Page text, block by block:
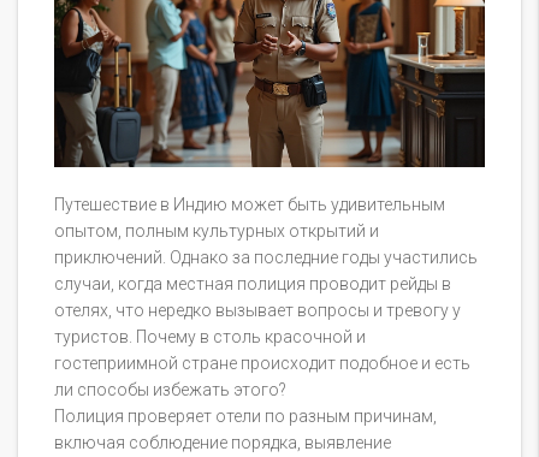
Путешествие в Индию может быть удивительным
опытом, полным культурных открытий и
приключений. Однако за последние годы участились
случаи, когда местная полиция проводит рейды в
отелях, что нередко вызывает вопросы и тревогу у
туристов. Почему в столь красочной и
гостеприимной стране происходит подобное и есть
ли способы избежать этого?
Полиция проверяет отели по разным причинам,
включая соблюдение порядка, выявление